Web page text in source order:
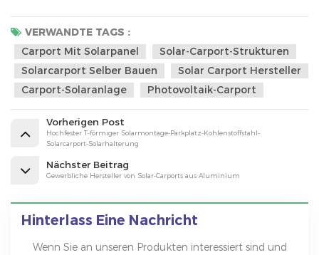
VERWANDTE TAGS :
Carport Mit Solarpanel
Solar-Carport-Strukturen
Solarcarport Selber Bauen
Solar Carport Hersteller
Carport-Solaranlage
Photovoltaik-Carport
Vorherigen Post
Hochfester T-förmiger Solarmontage-Parkplatz-Kohlenstoffstahl-
Solarcarport-Solarhalterung
Nächster Beitrag
Gewerbliche Hersteller von Solar-Carports aus Aluminium
Hinterlass Eine Nachricht
Wenn Sie an unseren Produkten interessiert sind und